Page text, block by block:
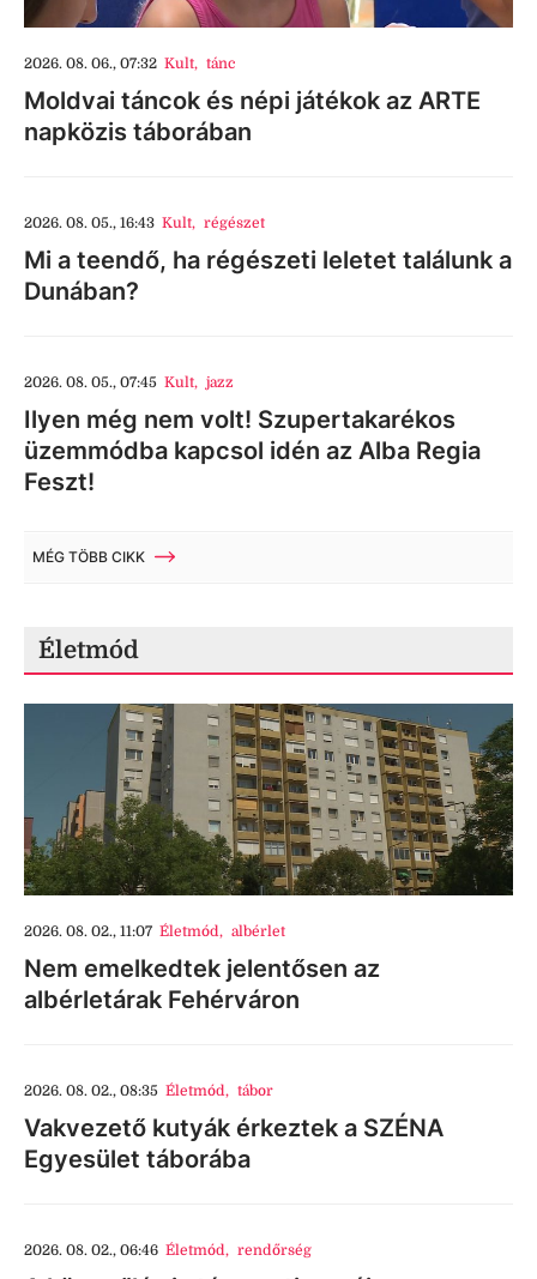
2026. 08. 06., 07:32 Kult, tánc
Moldvai táncok és népi játékok az ARTE
napközis táborában
2026. 08. 05., 16:43 Kult, régészet
Mi a teendő, ha régészeti leletet találunk a
Dunában?
2026. 08. 05., 07:45 Kult, jazz
Ilyen még nem volt! Szupertakarékos
üzemmódba kapcsol idén az Alba Regia
Feszt!
MÉG TÖBB CIKK
Életmód
2026. 08. 02., 11:07 Életmód, albérlet
Nem emelkedtek jelentősen az
albérletárak Fehérváron
2026. 08. 02., 08:35 Életmód, tábor
Vakvezető kutyák érkeztek a SZÉNA
Egyesület táborába
2026. 08. 02., 06:46 Életmód, rendőrség